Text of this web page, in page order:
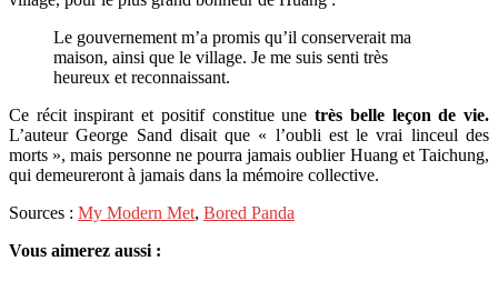
Le gouvernement m’a promis qu’il conserverait ma
maison, ainsi que le village. Je me suis senti très
heureux et reconnaissant.
Ce récit inspirant et positif constitue unetrès belle leçon de vie.
L’auteur George Sand disait que « l’oubli est le vrai linceul des
morts », mais personne ne pourra jamais oublier Huang et Taichung,
qui demeureront à jamais dans la mémoire collective.
Sources : My Modern Met, Bored Panda
Vous aimerez aussi :